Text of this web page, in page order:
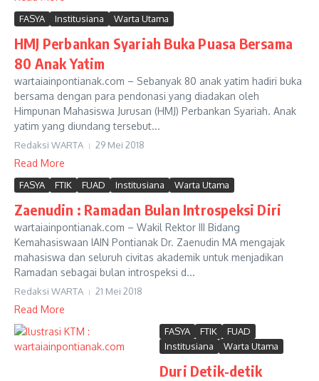
FASYA Institusiana Warta Utama
HMJ Perbankan Syariah Buka Puasa Bersama
80 Anak Yatim
wartaiainpontianak.com – Sebanyak 80 anak yatim hadiri buka
bersama dengan para pendonasi yang diadakan oleh
Himpunan Mahasiswa Jurusan (HMJ) Perbankan Syariah. Anak
yatim yang diundang tersebut...
Redaksi WARTA 29 Mei 2018
Read More
FASYA FTIK FUAD Institusiana Warta Utama
Zaenudin : Ramadan Bulan Introspeksi Diri
wartaiainpontianak.com – Wakil Rektor III Bidang
Kemahasiswaan IAIN Pontianak Dr. Zaenudin MA mengajak
mahasiswa dan seluruh civitas akademik untuk menjadikan
Ramadan sebagai bulan introspeksi d...
Redaksi WARTA 21 Mei 2018
Read More
FASYA FTIK
FUAD
Institusiana
Warta Utama
Duri Detik-detik